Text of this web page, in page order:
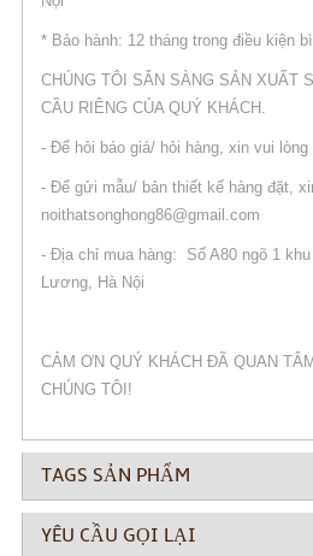
* Bảo hành: 12 tháng trong điều kiện
CHÚNG TÔI SẴN SÀNG SẢN XUẤT
CẦU RIÊNG CỦA QUÝ KHÁCH.
- Để hỏi báo giá/ hỏi hàng, xin vui lòng
- Để gửi mẫu/ bản thiết kế hàng đặt,
noithatsonghong86@gmail.com
- Địa chỉ mua hàng: Số A80 ngõ 1
Lương, Hà Nội
CẢM ƠN QUÝ KHÁCH ĐÃ QUAN
CHÚNG TÔI!
TAGS SẢN PHẨM
YÊU CẦU GỌI LẠI